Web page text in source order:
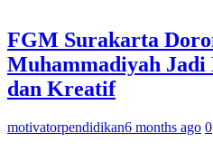
FGM Surakarta
Muhammadiyah
dan Kreatif
motivatorpendidikan6 months ago 0